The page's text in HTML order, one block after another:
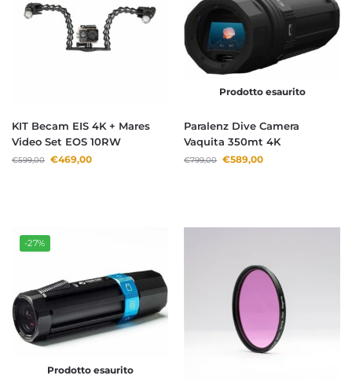
KIT Becam EIS 4K + Mares
Video Set EOS 10RW
€599,00 €469,00
Prodotto esaurito
Paralenz Dive Camera
Vaquita 350mt 4K
€799,00 €589,00
-27%
Prodotto esaurito